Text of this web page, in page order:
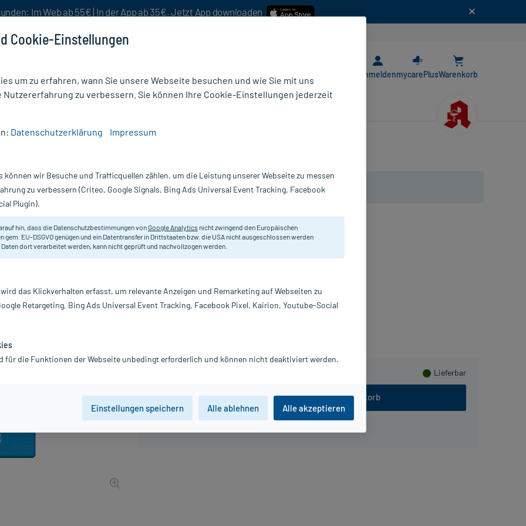
Im Web ab 55€ | In der App ab 35€. Jetzt App downloaden
AnmeldenmycarePlusWarenkorb
Nur für kurze Zeit:Gratis-Versand* ab 19€ Mindestbestellwert!
Einlagen,
Lieferbar
In den Warenkorb
TENA
Für mittlere Harninkontinenz.
Hersteller:
Essity Germany GmbH
Cookie-Einstellungen
um zu erfahren, wann Sie unsere Webseite besuchen und wie Sie mit uns
Nutzererfahrung zu verbessern. Sie können Ihre Cookie-Einstellungen jederzeit
Datenschutzerklärung Impressum
können wir Besuche und Trafficquellen zählen, um die Leistung unserer Webseite zu messen
zu verbessern (Criteo, Google Signals, Bing Ads Universal Event Tracking, Facebook
Plugin).
hin, dass die Datenschutzbestimmungen vonGoogle Analytics nicht zwingend den Europäischen
gem. EU-DSGVO genügen und ein Datentransfer in Drittstaaten bzw. die USA nicht ausgeschlossen werden
Daten dort verarbeitet werden, kann nicht geprüft und nachvollzogen werden.
das Klickverhalten erfasst, um relevante Anzeigen und Remarketing auf Webseiten zu
Retargeting, Bing Ads Universal Event Tracking, Facebook Pixel, Kairion, Youtube-Social
für die Funktionen der Webseite unbedingt erforderlich und können nicht deaktiviert werden.
Einstellungen speichern Alle ablehnen Alle akzeptieren